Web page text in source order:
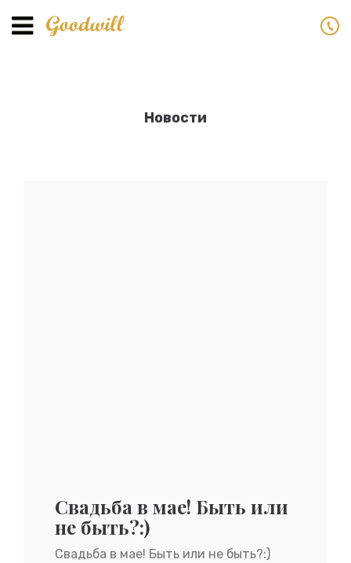
Toggle
Новости
Свадьба в мае! Быть или
не быть?:)
Свадьба в мае! Быть или не быть?:)